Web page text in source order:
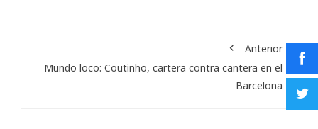
Anterior
Mundo loco: Coutinho, cartera contra cantera en el
Barcelona